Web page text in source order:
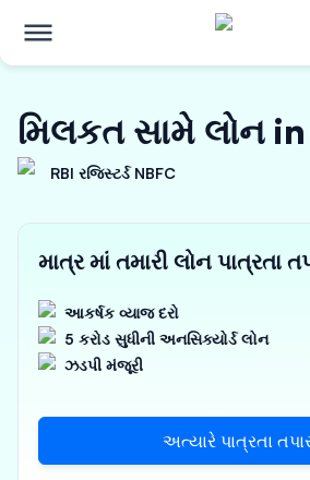
મિલકત સામે લોન
RBI રજિસ્ટર્ડ NBFC
માત્ર માં તમારી લોન પાત્રતા
આકર્ષક વ્યાજ દરો
5 કરોડ સુધીની અનસિક્યોર્ડ લોન
ઝડપી મંજૂરી
અત્યારે પાત્રતા